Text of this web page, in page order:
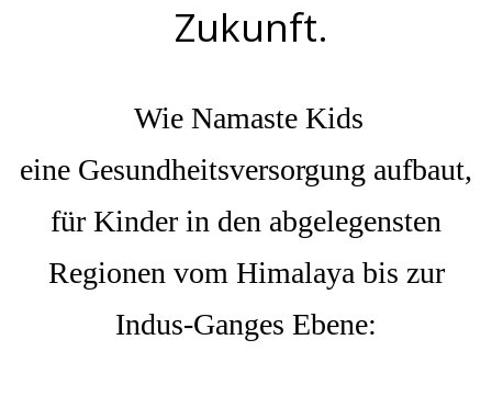
Zukunft.
Wie Namaste Kids
eine Gesundheitsversorgung aufbaut,
für Kinder in den abgelegensten
Regionen vom Himalaya bis zur
Indus-Ganges Ebene: